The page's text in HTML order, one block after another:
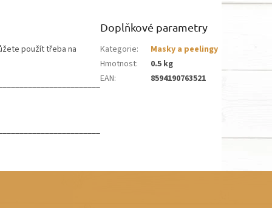
použít třeba na
Doplňkové parametry
Kategorie:
Masky a peelingy
Hmotnost:
0.5 kg
EAN: 8594190763521